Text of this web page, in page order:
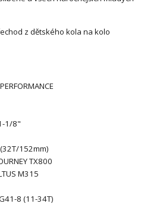
z dětského kola na kolo
1/8"
(32T/152mm)
TX800
M315
8 (11-34T)